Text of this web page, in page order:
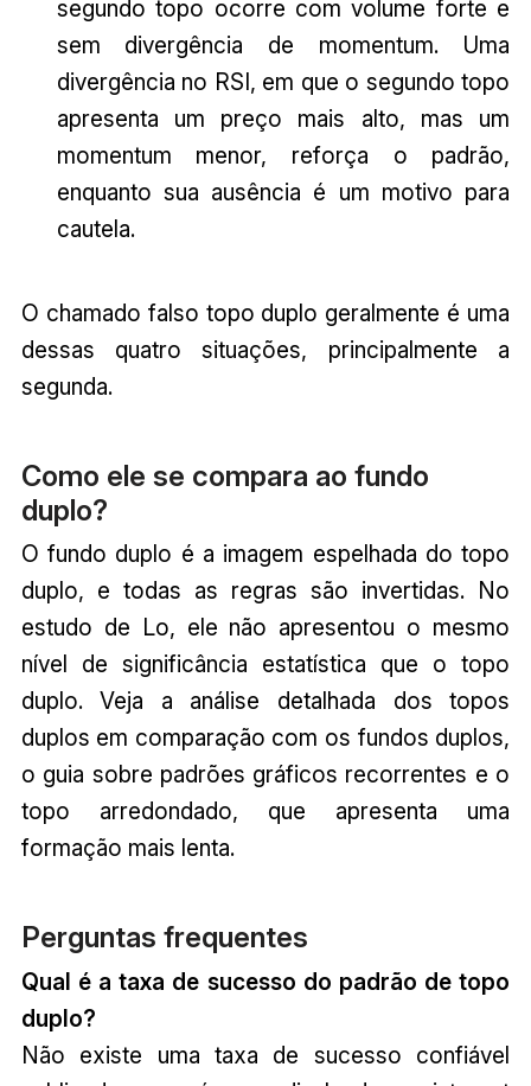
segundo topo ocorre com volume forte e
sem divergência de momentum. Uma
divergência no RSI, em que o segundo topo
apresenta um preço mais alto, mas um
momentum menor, reforça o padrão,
enquanto sua ausência é um motivo para
cautela.
O chamado falso topo duplo geralmente é uma
dessas quatro situações, principalmente a
segunda.
Como ele se compara ao fundo
duplo?
O fundo duplo é a imagem espelhada do topo
duplo, e todas as regras são invertidas. No
estudo de Lo, ele não apresentou o mesmo
nível de significância estatística que o topo
duplo. Veja a análise detalhada dos topos
duplos em comparação com os fundos duplos,
o guia sobre padrões gráficos recorrentes e o
topo arredondado, que apresenta uma
formação mais lenta.
Perguntas frequentes
Qual é a taxa de sucesso do padrão de topo
duplo?
Não existe uma taxa de sucesso confiável